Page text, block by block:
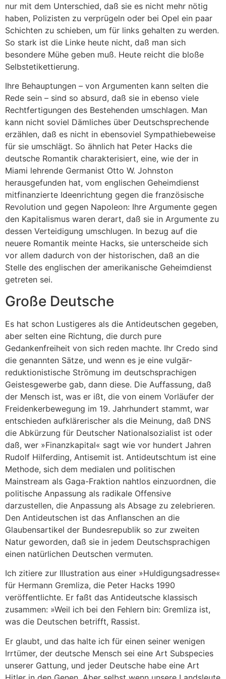
nur mit dem Unterschied, daß sie es nicht mehr nötig
haben, Polizisten zu verprügeln oder bei Opel ein paar
Schichten zu schieben, um für links gehalten zu werden.
So stark ist die Linke heute nicht, daß man sich
besondere Mühe geben muß. Heute reicht die bloße
Selbstetikettierung.
Ihre Behauptungen – von Argumenten kann selten die
Rede sein – sind so absurd, daß sie in ebenso viele
Rechtfertigungen des Bestehenden umschlagen. Man
kann nicht soviel Dämliches über Deutschsprechende
erzählen, daß es nicht in ebensoviel Sympathiebeweise
für sie umschlägt. So ähnlich hat Peter Hacks die
deutsche Romantik charakterisiert, eine, wie der in
Miami lehrende Germanist Otto W. Johnston
herausgefunden hat, vom englischen Geheimdienst
mitfinanzierte Ideenrichtung gegen die französische
Revolution und gegen Napoleon: Ihre Argumente gegen
den Kapitalismus waren derart, daß sie in Argumente zu
dessen Verteidigung umschlugen. In bezug auf die
neuere Romantik meinte Hacks, sie unterscheide sich
vor allem dadurch von der historischen, daß an die
Stelle des englischen der amerikanische Geheimdienst
getreten sei.
Große Deutsche
Es hat schon Lustigeres als die Antideutschen gegeben,
aber selten eine Richtung, die durch pure
Gedankenfreiheit von sich reden machte. Ihr Credo sind
die genannten Sätze, und wenn es je eine vulgär-
reduktionistische Strömung im deutschsprachigen
Geistesgewerbe gab, dann diese. Die Auffassung, daß
der Mensch ist, was er ißt, die von einem Vorläufer der
Freidenkerbewegung im 19. Jahrhundert stammt, war
entschieden aufklärerischer als die Meinung, daß DNS
die Abkürzung für Deutscher Nationalsozialist ist oder
daß, wer »Finanzkapital« sagt wie vor hundert Jahren
Rudolf Hilferding, Antisemit ist. Antideutschtum ist eine
Methode, sich dem medialen und politischen
Mainstream als Gaga-Fraktion nahtlos einzuordnen, die
politische Anpassung als radikale Offensive
darzustellen, die Anpassung als Absage zu zelebrieren.
Den Antideutschen ist das Anflanschen an die
Glaubensartikel der Bundesrepublik so zur zweiten
Natur geworden, daß sie in jedem Deutschsprachigen
einen natürlichen Deutschen vermuten.
Ich zitiere zur Illustration aus einer »Huldigungsadresse«
für Hermann Gremliza, die Peter Hacks 1990
veröffentlichte. Er faßt das Antideutsche klassisch
zusammen: »Weil ich bei den Fehlern bin: Gremliza ist,
was die Deutschen betrifft, Rassist.
Er glaubt, und das halte ich für einen seiner wenigen
Irrtümer, der deutsche Mensch sei eine Art Subspecies
unserer Gattung, und jeder Deutsche habe eine Art